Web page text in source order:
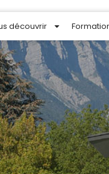
découvrir